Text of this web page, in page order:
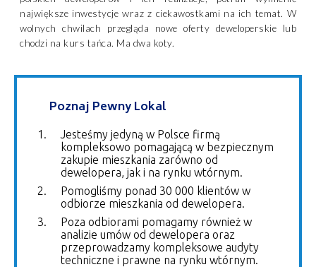
największe inwestycje wraz z ciekawostkami na ich temat. W
wolnych chwilach przegląda nowe oferty deweloperskie lub
chodzi na kurs tańca. Ma dwa koty.
Poznaj Pewny Lokal
Jesteśmy jedyną w Polsce firmą
kompleksowo pomagającą w bezpiecznym
zakupie mieszkania zarówno od
dewelopera, jak i na rynku wtórnym.
Pomogliśmy ponad 30 000 klientów w
odbiorze mieszkania od dewelopera.
Poza odbiorami pomagamy również w
analizie umów od dewelopera oraz
przeprowadzamy kompleksowe audyty
techniczne i prawne na rynku wtórnym.